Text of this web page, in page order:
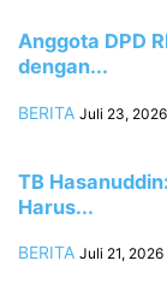
Anggota DPD
dengan...
BERITA Juli 23, 2026
TB
Harus...
BERITA Juli 21, 2026